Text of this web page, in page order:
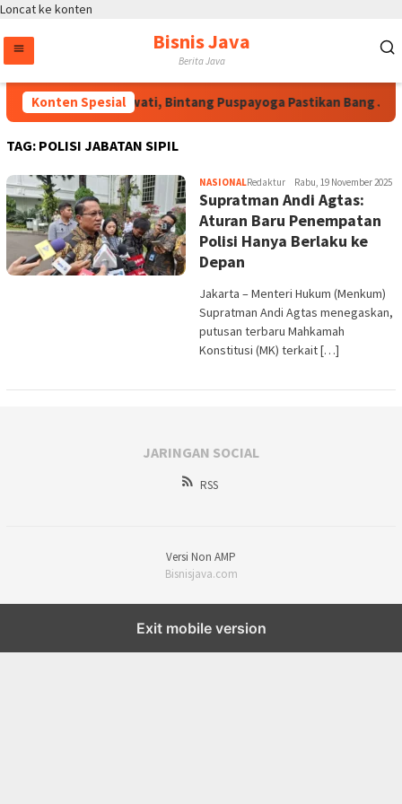
Loncat ke konten
Bisnis Java
Berita Java
Konten Spesial
Atas Arahan Megawati, Bintang Puspayoga Pastikan Bang
TAG: POLISI JABATAN SIPIL
NASIONALRedaktur Rabu, 19 November 2025
Supratman Andi Agtas:
Aturan Baru Penempatan
Polisi Hanya Berlaku ke
Depan
Jakarta – Menteri Hukum (Menkum)
Supratman Andi Agtas menegaskan,
putusan terbaru Mahkamah
Konstitusi (MK) terkait […]
JARINGAN SOCIAL
RSS
Versi Non AMP
Bisnisjava.com
Exit mobile version